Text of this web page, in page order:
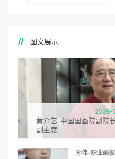
图文展示
2026-
黄介艺-中国国画院副院
副主席
孙伟-职业画